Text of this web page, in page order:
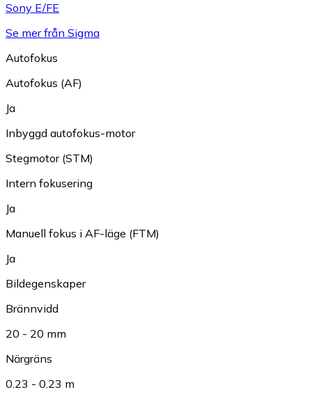
Sony E/FE
Se mer från Sigma
Autofokus
Autofokus (AF)
Ja
Inbyggd autofokus-motor
Stegmotor (STM)
Intern fokusering
Ja
Manuell fokus i AF-läge (FTM)
Ja
Bildegenskaper
Brännvidd
20 - 20 mm
Närgräns
0.23 - 0.23 m